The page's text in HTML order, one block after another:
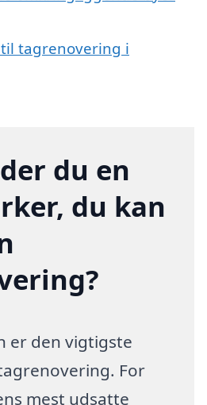
tagrenovering i
du en
du kan
er den vigtigste
For
mest udsatte